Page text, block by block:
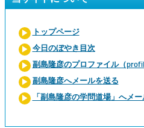
トップページ
今日のぼやき目次
副島隆彦のプロファイル（
副島隆彦へメールを送る
「副島隆彦の学問道場」へメ